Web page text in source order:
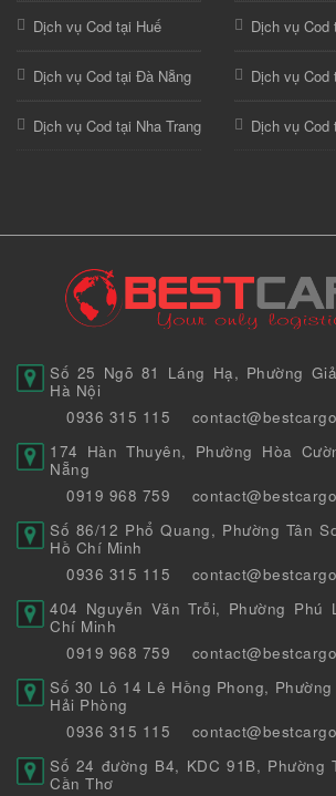
Dịch vụ Cod tại Huế
Dịch vụ Cod tại Đà Nẵng
Dịch vụ Cod tại Nha Trang
Dịch vụ Cod
Dịch vụ Cod
Dịch vụ Cod
Số 25 Ngõ 81 Láng Hạ, Phường
Hà Nội
0936 315 115
174 Hàn Thuyên, Phường Hòa
Nẵng
0919 968 759
Số 86/12 Phổ Quang, Phường Tân
Hồ Chí Minh
0936 315 115
404 Nguyễn Văn Trỗi, Phường Phú
Chí Minh
0919 968 759
Số 30 Lô 14 Lê Hồng Phong,
Hải Phòng
0936 315 115
Số 24 đường B4, KDC 91B, Phường
Cần Thơ